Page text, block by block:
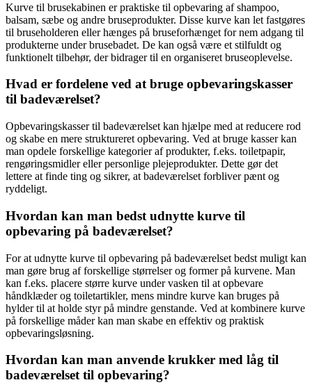
Kurve til brusekabinen er praktiske til opbevaring af shampoo,
balsam, sæbe og andre bruseprodukter. Disse kurve kan let fastgøres
til bruseholderen eller hænges på bruseforhænget for nem adgang til
produkterne under brusebadet. De kan også være et stilfuldt og
funktionelt tilbehør, der bidrager til en organiseret bruseoplevelse.
Hvad er fordelene ved at bruge opbevaringskasser
til badeværelset?
Opbevaringskasser til badeværelset kan hjælpe med at reducere rod
og skabe en mere struktureret opbevaring. Ved at bruge kasser kan
man opdele forskellige kategorier af produkter, f.eks. toiletpapir,
rengøringsmidler eller personlige plejeprodukter. Dette gør det
lettere at finde ting og sikrer, at badeværelset forbliver pænt og
ryddeligt.
Hvordan kan man bedst udnytte kurve til
opbevaring på badeværelset?
For at udnytte kurve til opbevaring på badeværelset bedst muligt kan
man gøre brug af forskellige størrelser og former på kurvene. Man
kan f.eks. placere større kurve under vasken til at opbevare
håndklæder og toiletartikler, mens mindre kurve kan bruges på
hylder til at holde styr på mindre genstande. Ved at kombinere kurve
på forskellige måder kan man skabe en effektiv og praktisk
opbevaringsløsning.
Hvordan kan man anvende krukker med låg til
badeværelset til opbevaring?